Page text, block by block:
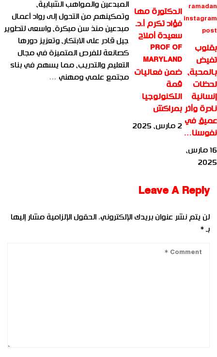
بقلوب
تفيض
بالمحبة،
لحظات
إنسانية
نادرة وأثر
عميق في
نفوسنا…
16 مارس،
2025
الدكتورة مها
فؤاد تكرم أ.د.
سعيدة أملاح
PROF OF
MARYLAND
ضمن فعاليات
قمة
التكنولوجيا
بمراكش
2 مارس، 2025
المبدعين والمواهب الشبابية،
وتمكينهم من التحول إلى رواد أعمال
مبدعين منذ سن مبكرة، واسعى لتطوير
جيل قادر على الابتكار، وتعزيز دورها
كصانعة للفرص المتميزة في مجال
التعليم والتدريب، مما يسهم في بناء
مجتمع علمي ومهني …
Leave A Reply
لن يتم نشر عنوان بريدك الإلكتروني. الحقول الإلزامية مشار إليها
بـ *